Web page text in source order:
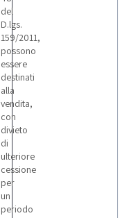
del
D.lgs.
159/2011,
possono
essere
destinati
alla
vendita,
con
divieto
di
ulteriore
cessione
per
un
periodo